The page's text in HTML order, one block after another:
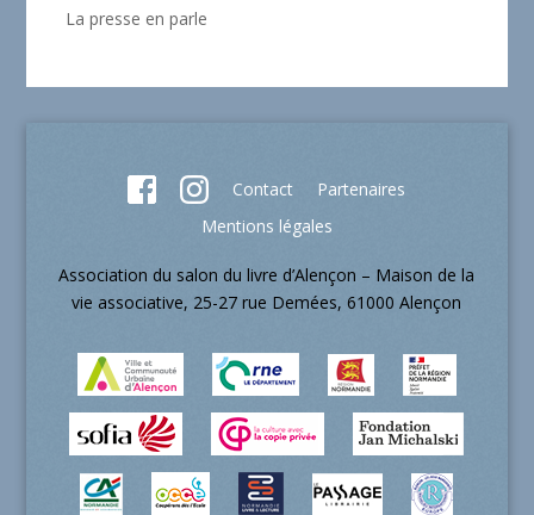
La presse en parle
Contact
Partenaires
Mentions légales
Association du salon du livre d’Alençon – Maison de la
vie associative, 25-27 rue Demées, 61000 Alençon